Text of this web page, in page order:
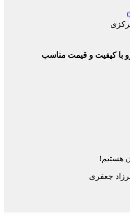
با کیفیت و قیمت مناسب
هستیم!
جعفری